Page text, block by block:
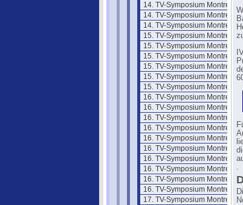
14. TV-Symposium Montreux
14. TV-Symposium Montreux
14. TV-Symposium Montreux
15. TV-Symposium Montreux
15. TV-Symposium Montreux
15. TV-Symposium Montreux
15. TV-Symposium Montreux
15. TV-Symposium Montreux
15. TV-Symposium Montreux
16. TV-Symposium Montreux
16. TV-Symposium Montreux
16. TV-Symposium Montreux
16. TV-Symposium Montreux
16. TV-Symposium Montreux
16. TV-Symposium Montreux
16. TV-Symposium Montreux
16. TV-Symposium Montreux
16. TV-Symposium Montreux
16. TV-Symposium Montreux
17. TV-Symposium Montreux
.